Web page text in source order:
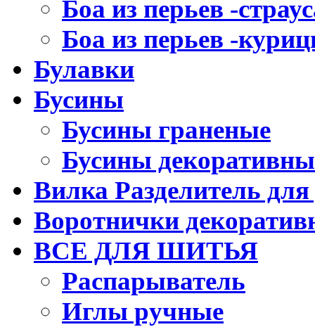
Боа из перьев -
Боа из перьев -
Булавки
Бусины
Бусины граненые
Бусины
Вилка Разделитель для
Воротнички
ВСЕ ДЛЯ ШИТЬЯ
Распарыватель
Иглы ручные